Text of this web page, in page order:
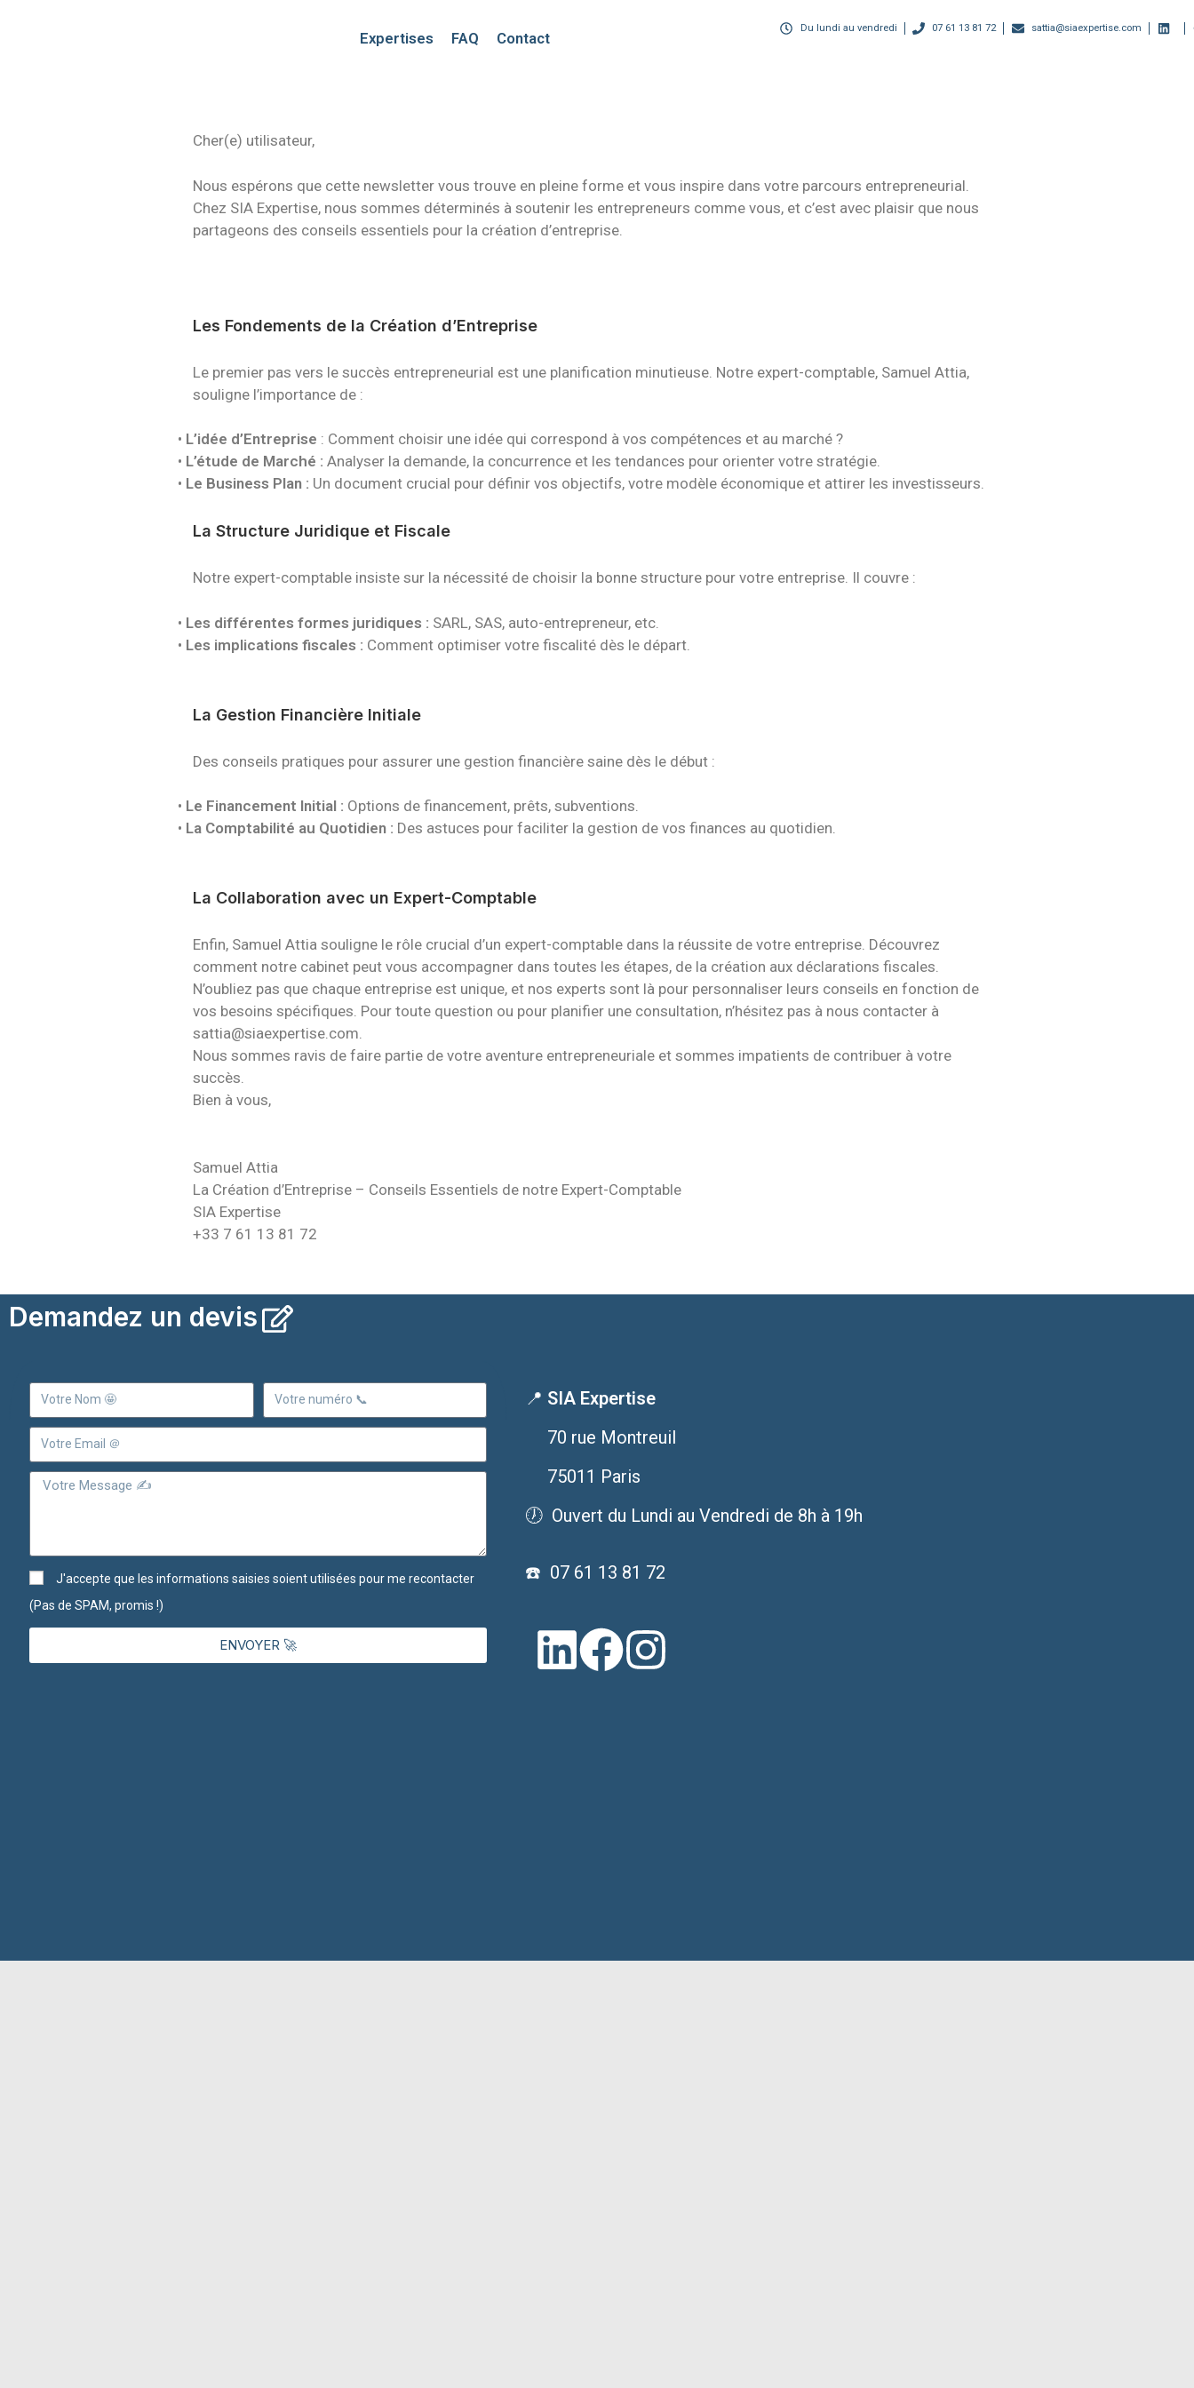
Expertises FAQ Contact
Du lundi au vendredi 07 61 13 81 72 sattia@siaexpertise.com
Cher(e) utilisateur,
Nous espérons que cette newsletter vous trouve en pleine forme et vous inspire dans votre parcours entrepreneurial.
Chez SIA Expertise, nous sommes déterminés à soutenir les entrepreneurs comme vous, et c’est avec plaisir que nous
partageons des conseils essentiels pour la création d’entreprise.
Les Fondements de la Création d’Entreprise
Le premier pas vers le succès entrepreneurial est une planification minutieuse. Notre expert-comptable, Samuel Attia,
souligne l’importance de :
• L’idée d’Entreprise : Comment choisir une idée qui correspond à vos compétences et au marché ?
• L’étude de Marché : Analyser la demande, la concurrence et les tendances pour orienter votre stratégie.
• Le Business Plan : Un document crucial pour définir vos objectifs, votre modèle économique et attirer les investisseurs.
La Structure Juridique et Fiscale
Notre expert-comptable insiste sur la nécessité de choisir la bonne structure pour votre entreprise. Il couvre :
• Les différentes formes juridiques : SARL, SAS, auto-entrepreneur, etc.
• Les implications fiscales : Comment optimiser votre fiscalité dès le départ.
La Gestion Financière Initiale
Des conseils pratiques pour assurer une gestion financière saine dès le début :
• Le Financement Initial : Options de financement, prêts, subventions.
• La Comptabilité au Quotidien : Des astuces pour faciliter la gestion de vos finances au quotidien.
La Collaboration avec un Expert-Comptable
Enfin, Samuel Attia souligne le rôle crucial d’un expert-comptable dans la réussite de votre entreprise. Découvrez
comment notre cabinet peut vous accompagner dans toutes les étapes, de la création aux déclarations fiscales.
N’oubliez pas que chaque entreprise est unique, et nos experts sont là pour personnaliser leurs conseils en fonction de
vos besoins spécifiques. Pour toute question ou pour planifier une consultation, n’hésitez pas à nous contacter à
sattia@siaexpertise.com.
Nous sommes ravis de faire partie de votre aventure entrepreneuriale et sommes impatients de contribuer à votre
succès.
Bien à vous,
Samuel Attia
La Création d’Entreprise – Conseils Essentiels de notre Expert-Comptable
SIA Expertise
+33 7 61 13 81 72
Demandez un devis
J'accepte que les informations saisies soient utilisées pour me recontacter
(Pas de SPAM, promis !)
ENVOYER 🚀
📍 SIA Expertise
70 rue Montreuil
75011 Paris
🕖 Ouvert du Lundi au Vendredi de 8h à 19h
☎️ 07 61 13 81 72